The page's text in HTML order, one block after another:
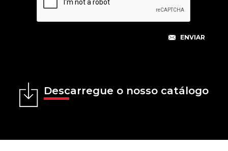
Descarregue o nosso catálogo